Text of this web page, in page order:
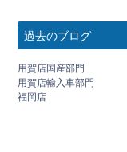
過去のブログ
用賀店国産部門
用賀店輸入車部門
福岡店